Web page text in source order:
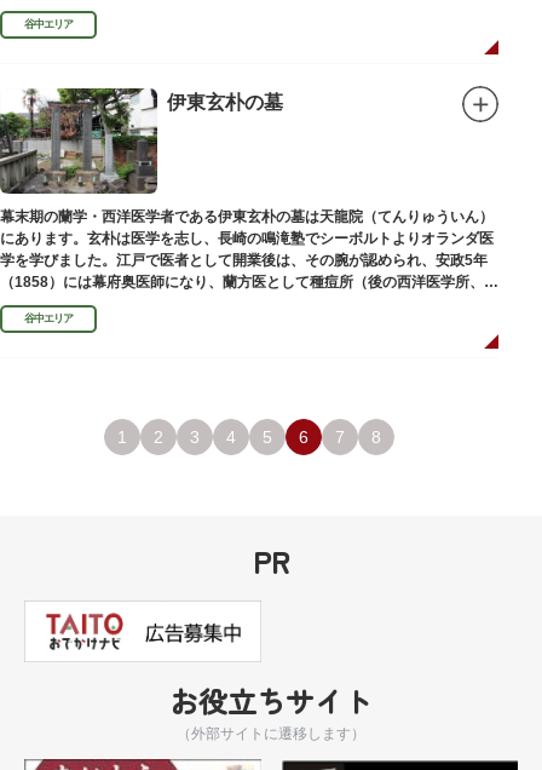
ります。
谷中エリア
伊東玄朴の墓
幕末期の蘭学・西洋医学者である伊東玄朴の墓は天龍院（てんりゅういん）
にあります。玄朴は医学を志し、長崎の鳴滝塾でシーボルトよりオランダ医
学を学びました。江戸で医者として開業後は、その腕が認められ、安政5年
（1858）には幕府奥医師になり、蘭方医として種痘所（後の西洋医学所、現
東京大学医学部）の開設などに尽力し、明治4年（1871）72歳で没しまし
た。谷中エリア
1 2 3 4 5 6 7 8
PR
お役立ちサイト
（外部サイトに遷移します）